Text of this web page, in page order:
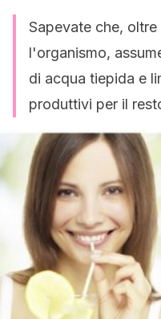
Sapevate che,
l'organismo,
di acqua tiepida e
produttivi per il